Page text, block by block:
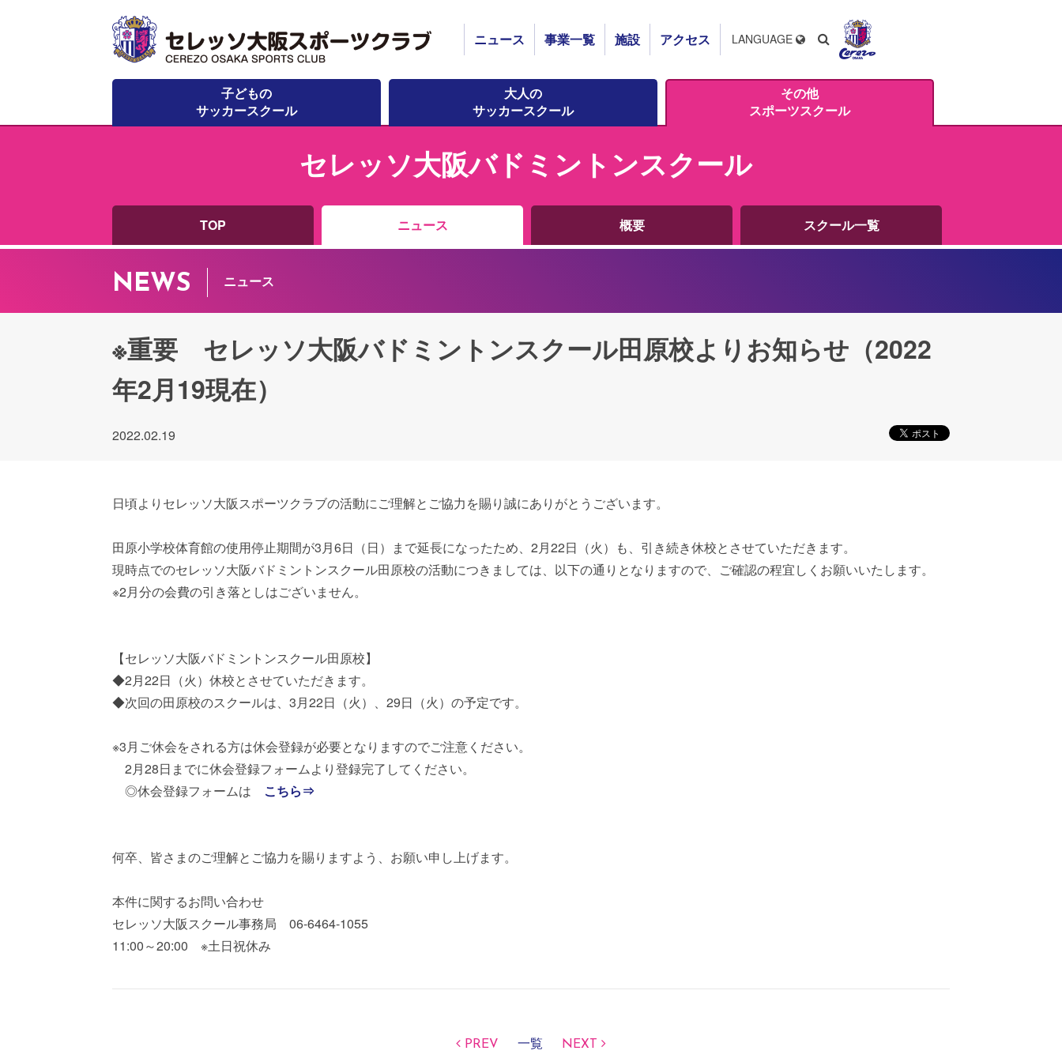
ニュース 事業一覧 施設 アクセス
子どもの
サッカースクール
大人の
サッカースクール
その他
スポーツスクール
LANGUAGE
セレッソ大阪バドミントンスクール
TOP ニュース 概要 スクール一覧
NEWS ニュース
※重要 セレッソ大阪バドミントンスクール田原校よりお知らせ（2022
年2月19現在）
2022.02.19
日頃よりセレッソ大阪スポーツクラブの活動にご理解とご協力を賜り誠にありがとうございます。
田原小学校体育館の使用停止期間が3月6日（日）まで延長になったため、2月22日（火）も、引き続き休校とさせていただきます。
現時点でのセレッソ大阪バドミントンスクール田原校の活動につきましては、以下の通りとなりますので、ご確認の程宜しくお願いいたします。
※2月分の会費の引き落としはございません。
【セレッソ大阪バドミントンスクール田原校】
◆2月22日（火）休校とさせていただきます。
◆次回の田原校のスクールは、3月22日（火）、29日（火）の予定です。
※3月ご休会をされる方は休会登録が必要となりますのでご注意ください。
2月28日までに休会登録フォームより登録完了してください。
◎休会登録フォームは こちら⇒
何卒、皆さまのご理解とご協力を賜りますよう、お願い申し上げます。
本件に関するお問い合わせ
セレッソ大阪スクール事務局 06-6464-1055
11:00～20:00 ※土日祝休み
PREV 一覧 NEXT